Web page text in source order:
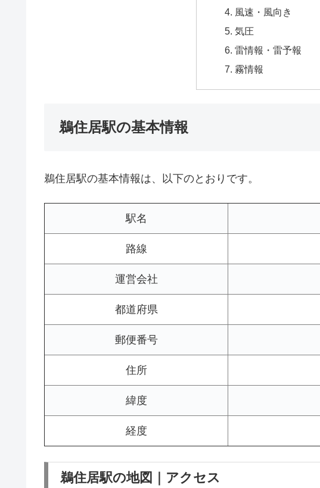
風速・風向き
気圧
雷情報・雷予報
霧情報
鵜住居駅の基本情報
鵜住居駅の基本情報は、以下のとおりです。
駅名
路線
運営会社
都道府県
郵便番号
住所
緯度
経度
鵜住居駅の地図｜アクセス